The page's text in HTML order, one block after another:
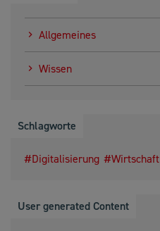
Allgemeines
Wissen
Schlagworte
Digitalisierung Wirtschaft
User generated Content